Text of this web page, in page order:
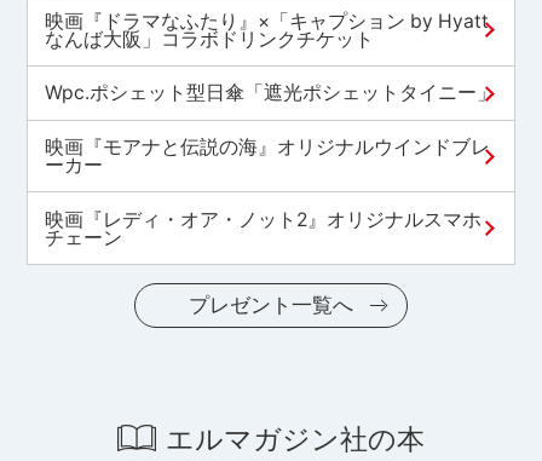
映画『ドラマなふたり』×「キャプション by Hyatt
なんば大阪」コラボドリンクチケット
Wpc.ポシェット型日傘「遮光ポシェットタイニー」
映画『モアナと伝説の海』オリジナルウインドブレ
ーカー
映画『レディ・オア・ノット2』オリジナルスマホ
チェーン
プレゼント一覧へ
エルマガジン社の本